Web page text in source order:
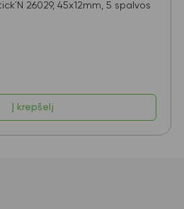
26029, 45x12mm, 5 spalvos
Į krepšelį